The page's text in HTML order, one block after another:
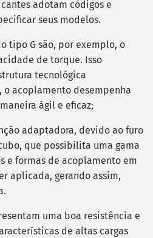
adotam códigos e
seus modelos.
tipo G são, por exemplo, o
de torque. Isso
tecnológica
acoplamento desempenha
ágil e eficaz;
adaptadora, devido ao furo
que possibilita uma gama
e formas de acoplamento em
aplicada, gerando assim,
uma boa resistência e
de altas cargas